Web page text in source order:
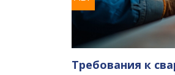
Требования к